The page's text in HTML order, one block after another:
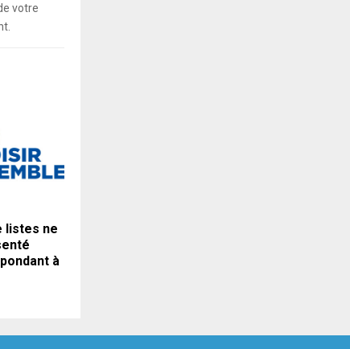
votre
listes ne
à